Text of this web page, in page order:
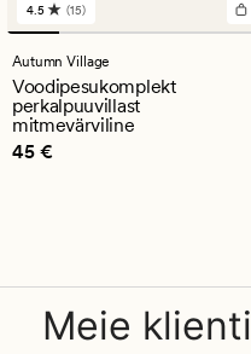
15
arvustust
keskmise
hinnanguga
4.5
4.5 (15)
Autumn Village
Voodipesukomplekt
perkalpuuvillast
mitmevärviline
Pris_ee
45 €
Meie